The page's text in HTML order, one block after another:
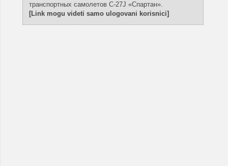
транспортных самолетов C-27J «Спартан».
[Link mogu videti samo ulogovani korisnici]